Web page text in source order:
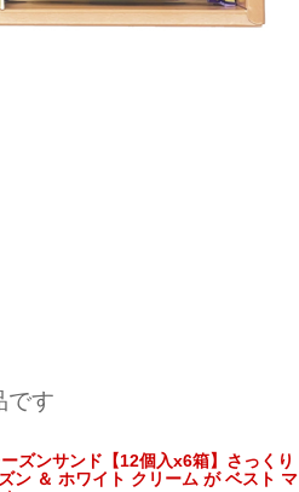
です
ズンサンド【12個入x6箱】さっくり
ン ＆ ホワイト クリーム が ベスト マ